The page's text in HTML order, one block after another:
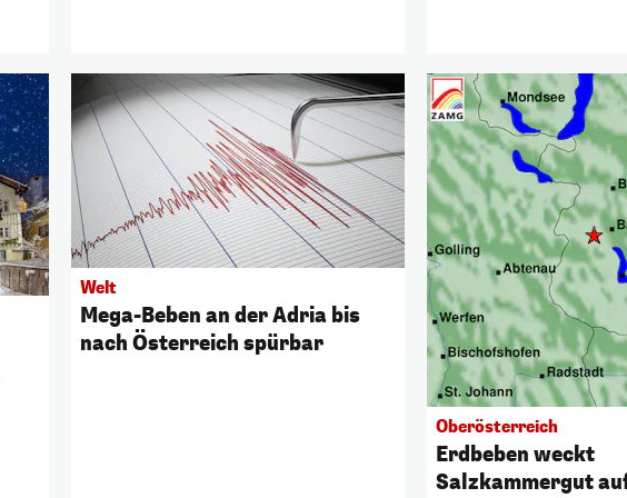
Welt
Mega-Beben an der Adria bis
nach Österreich spürbar
Oberösterreich
Erdbeben weckt
Salzkammergut